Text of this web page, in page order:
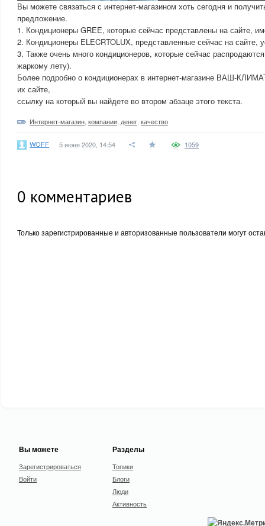
Вы можете связаться с интернет-магазином хоть сегодня и
предложение.
1. Кондиционеры GREE, которые сейчас представлены на сайте,
2. Кондиционеры ELECRTOLUX, представленные сейчас на сайте,
3. Также очень много кондиционеров, которые сейчас
жаркому лету).
Более подробно о кондиционерах в интернет-магазине ВАШ-
их сайте,
ссылку на который вы найдете во втором абзаце этого текста.
Интернет-магазин компании денег качество
WOFF 5 июня 2020, 14:54 1059
0 комментариев
Только зарегистрированные и авторизованные пользователи могут
Вы можете
Зарегистрироваться
Войти
Разделы
Топики
Блоги
Люди
Активность